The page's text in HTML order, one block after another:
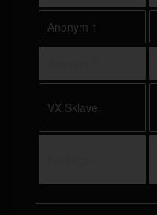
Anonym 1
VX Sklave